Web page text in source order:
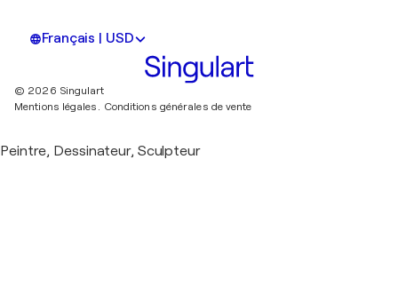
Français | USD
© 2026 Singulart
Mentions légales. Conditions générales de vente
Peintre, Dessinateur, Sculpteur